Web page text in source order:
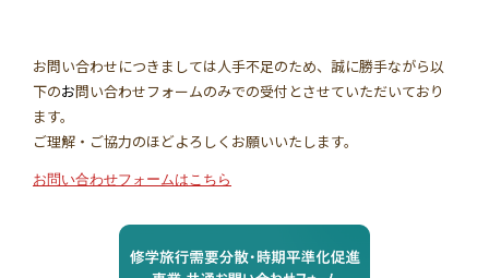
お問い合わせにつきましては人手不足のため、誠に勝手ながら以
下のお問い合わせフォームのみでの受付とさせていただいており
ます。
ご理解・ご協力のほどよろしくお願いいたします。
お問い合わせフォームはこちら